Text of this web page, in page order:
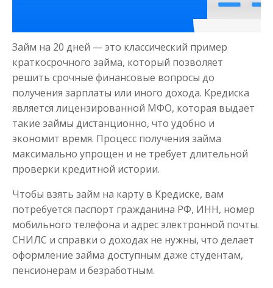
Срок от 1до 21 дня
Получить
Моментальный займ
Сумма до 50 000₽
Срок от 1до 21 дня
Получить
Займ на 20 дней — это классический пример
краткосрочного займа, который позволяет
решить срочные финансовые вопросы до
получения зарплаты или иного дохода. Кредиска
является лицензированной МФО, которая выдает
такие займы дистанционно, что удобно и
экономит время. Процесс получения займа
максимально упрощен и не требует длительной
проверки кредитной истории.
Чтобы взять займ на карту в Кредиске, вам
потребуется паспорт гражданина РФ, ИНН, номер
мобильного телефона и адрес электронной почты.
СНИЛС и справки о доходах не нужны, что делает
оформление займа доступным даже студентам,
пенсионерам и безработным.